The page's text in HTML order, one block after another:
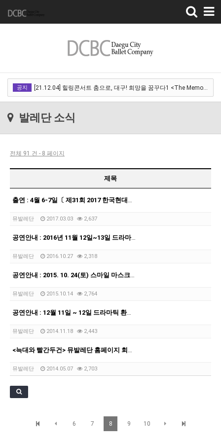
Toggle
navigation
공지 [21.12.04] 힐링콘서트 춤으로, 대구! 희망을 꿈꾸다1 <The Memory of …
[21.11.13] 호두까기인형 아양아트센터
발레단 소식
전체 91 건 - 8 페이지
제목
출연 : 4월 6-7일〔 제31회 2017 한국현대춤작가 12인전 〕아르코예술극장
뮤발레단 2017.03.03 2,637
공연안내 : 2016년 11월 12일~13일 드라마틱 발레 〈신데렐라〉
뮤발레단 2016.10.27 2,318
공연안내 : 2015. 10. 24(토) 스마일 마스크 신드롬
뮤발레단 2015.10.14 2,764
공연안내 : 12월 11일 ~ 12일 드라마틱 환타지 호두까기인형
뮤발레단 2014.11.18 2,443
<늑대와 빨간두건> 뮤발레단 홈페이지 회원 50% 할인
뮤발레단 2014.05.07 2,703
6 7 8 9 10